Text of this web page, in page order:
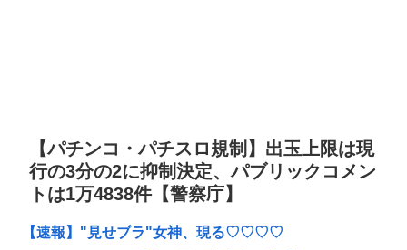
【パチンコ・パチスロ規制】出玉上限は現
行の3分の2に抑制決定、パブリックコメン
トは1万4838件【警察庁】
【速報】"見せブラ"女神、現る♡♡♡♡